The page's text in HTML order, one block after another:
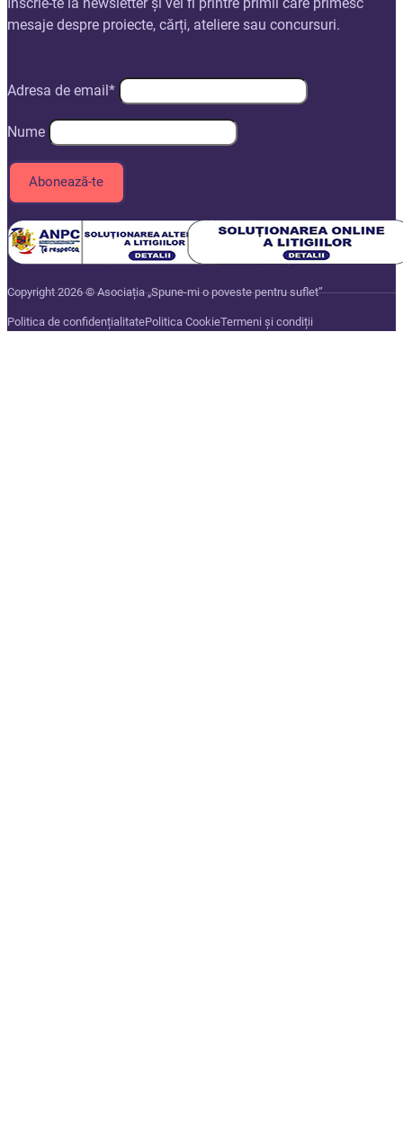
mesaje despre proiecte, cărți, ateliere sau concursuri.
Adresa de email*
Nume
Copyright 2026 © Asociația „Spune-mi o poveste pentru suflet”
Politica de confidențialitatePolitica CookieTermeni și condiții